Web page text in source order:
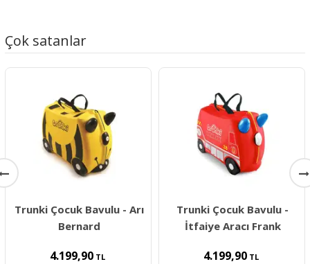
Çok satanlar
Trunki Çocuk Bavulu - Arı
Bernard
4.199,90TL
Trunki Çocuk Bavulu -
İtfaiye Aracı Frank
4.199,90TL